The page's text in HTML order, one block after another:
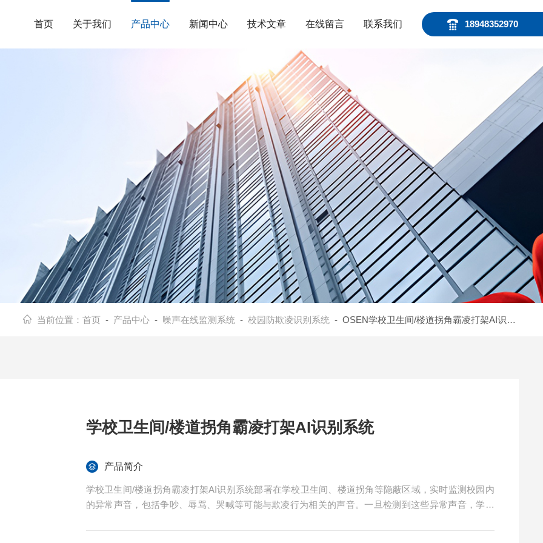
18948352970
首页 关于我们 产品中心 新闻中心 技术文章 在线留言 联系我们
当前位置： 首页 - 产品中心- 噪声在线监测系统 - 校园防欺凌识别系统 - OSEN学校卫生间/楼道拐角霸凌打架AI识别系统
学校卫生间/楼道拐角霸凌打架AI识别系统
产品简介
学校卫生间/楼道拐角霸凌打架AI识别系统部署在学校卫生间、楼道拐角等隐蔽区域，实时监测校园内
的异常声音，包括争吵、辱骂、哭喊等可能与欺凌行为相关的声音。一旦检测到这些异常声音，学校